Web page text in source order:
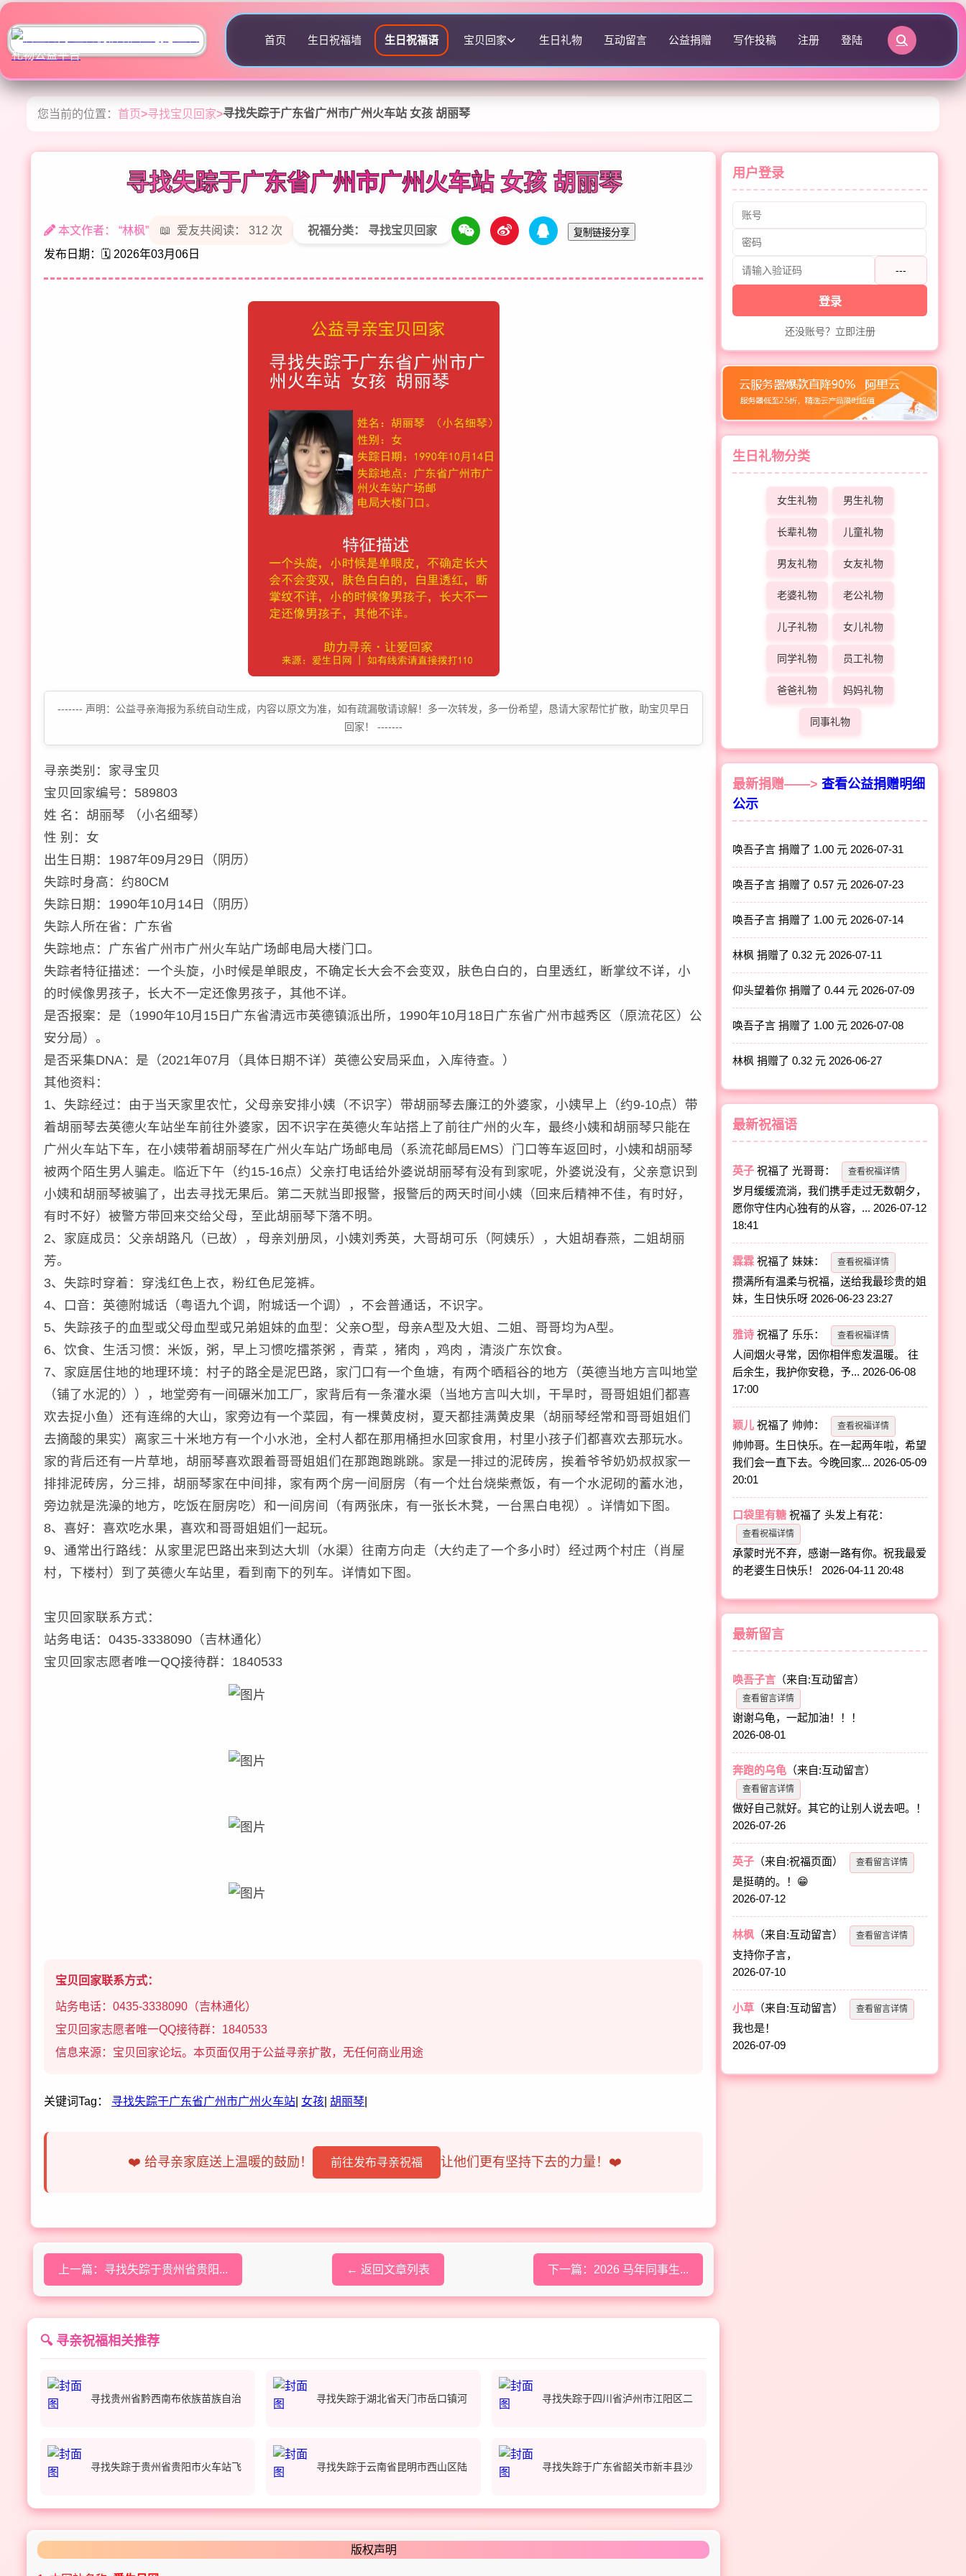
首页 生日祝福墙 生日祝福语 宝贝回家 生日礼物 互动留言 公益捐赠 写作投稿 注册 登陆
您当前的位置： 首页>寻找宝贝回家>寻找失踪于广东省广州市广州火车站 女孩 胡丽琴
寻找失踪于广东省广州市广州火车站 女孩 胡丽琴
本文作者： “林枫” 爱友共阅读： 312 次 祝福分类： 寻找宝贝回家 复制链接分享
发布日期：🗓️ 2026年03月06日
------- 声明：公益寻亲海报为系统自动生成，内容以原文为准，如有疏漏敬请谅解！多一次转发，多一份希望，恳请大家帮忙扩散，助宝贝早日
回家！ -------
寻亲类别：家寻宝贝
宝贝回家编号：589803
姓 名：胡丽琴 （小名细琴）
性 别：女
出生日期：1987年09月29日（阴历）
失踪时身高：约80CM
失踪日期：1990年10月14日（阴历）
失踪人所在省：广东省
失踪地点：广东省广州市广州火车站广场邮电局大楼门口。
失踪者特征描述：一个头旋，小时候是单眼皮，不确定长大会不会变双，肤色白白的，白里透红，断掌纹不详，小
的时候像男孩子，长大不一定还像男孩子，其他不详。
是否报案：是（1990年10月15日广东省清远市英德镇派出所，1990年10月18日广东省广州市越秀区（原流花区）公
安分局）。
是否采集DNA：是（2021年07月（具体日期不详）英德公安局采血，入库待查。）
其他资料：
1、失踪经过：由于当天家里农忙，父母亲安排小姨（不识字）带胡丽琴去廉江的外婆家，小姨早上（约9-10点）带
着胡丽琴去英德火车站坐车前往外婆家，因不识字在英德火车站搭上了前往广州的火车，最终小姨和胡丽琴只能在
广州火车站下车，在小姨带着胡丽琴在广州火车站广场邮电局（系流花邮局EMS）门口等车返回时，小姨和胡丽琴
被两个陌生男人骗走。临近下午（约15-16点）父亲打电话给外婆说胡丽琴有没有到家呢，外婆说没有，父亲意识到
小姨和胡丽琴被骗了，出去寻找无果后。第二天就当即报警，报警后的两天时间小姨（回来后精神不佳，有时好，
有时不好）被警方带回来交给父母，至此胡丽琴下落不明。
2、家庭成员：父亲胡路凡（已故），母亲刘册凤，小姨刘秀英，大哥胡可乐（阿姨乐），大姐胡春燕，二姐胡丽
芳。
3、失踪时穿着：穿浅红色上衣，粉红色尼笼裤。
4、口音：英德附城话（粤语九个调，附城话一个调），不会普通话，不识字。
5、失踪孩子的血型或父母血型或兄弟姐妹的血型：父亲O型，母亲A型及大姐、二姐、哥哥均为A型。
6、饮食、生活习惯：米饭，粥，早上习惯吃擂茶粥 ，青菜 ，猪肉 ，鸡肉 ，清淡广东饮食。
7、家庭居住地的地理环境：村子的路全是泥巴路，家门口有一个鱼塘，有两个晒稻谷的地方（英德当地方言叫地堂
（铺了水泥的）），地堂旁有一间碾米加工厂，家背后有一条灌水渠（当地方言叫大圳，干旱时，哥哥姐姐们都喜
欢去捉小鱼）还有连绵的大山，家旁边有一个菜园，有一棵黄皮树，夏天都挂满黄皮果（胡丽琴经常和哥哥姐姐们
去摘酸的果实）离家三十米地方有一个小水池，全村人都在那用桶担水回家食用，村里小孩子们都喜欢去那玩水。
家的背后还有一片草地，胡丽琴喜欢跟着哥哥姐姐们在那跑跑跳跳。家是一排过的泥砖房，挨着爷爷奶奶叔叔家一
排排泥砖房，分三排，胡丽琴家在中间排，家有两个房一间厨房（有一个灶台烧柴煮饭，有一个水泥砌的蓄水池，
旁边就是洗澡的地方，吃饭在厨房吃）和一间房间（有两张床，有一张长木凳，一台黑白电视）。详情如下图。
8、喜好：喜欢吃水果，喜欢和哥哥姐姐们一起玩。
9、通常出行路线：从家里泥巴路出来到达大圳（水渠）往南方向走（大约走了一个多小时）经过两个村庄（肖屋
村，下楼村）到了英德火车站里，看到南下的列车。详情如下图。
宝贝回家联系方式：
站务电话：0435-3338090（吉林通化）
宝贝回家志愿者唯一QQ接待群：1840533
宝贝回家联系方式：
站务电话：0435-3338090（吉林通化）
宝贝回家志愿者唯一QQ接待群：1840533
信息来源：宝贝回家论坛。本页面仅用于公益寻亲扩散，无任何商业用途
关键词Tag： 寻找失踪于广东省广州市广州火车站 女孩 |胡丽琴
❤️ 给寻亲家庭送上温暖的鼓励！ 前往发布寻亲祝福 让他们更有坚持下去的力量！❤️
上一篇：寻找失踪于贵州省贵阳... ← 返回文章列表 下一篇：2026 马年同事生...
🔍 寻亲祝福相关推荐
寻找贵州省黔西南布依族苗族自治 寻找失踪于湖北省天门市岳口镇河 寻找失踪于四川省泸州市江阳区二
寻找失踪于贵州省贵阳市火车站飞 寻找失踪于云南省昆明市西山区陆 寻找失踪于广东省韶关市新丰县沙
版权声明
用户登录
---
登录
还没账号？立即注册
生日礼物分类
女生礼物 男生礼物
长辈礼物 儿童礼物
男友礼物 女友礼物
老婆礼物 老公礼物
儿子礼物 女儿礼物
同学礼物 员工礼物
爸爸礼物 妈妈礼物
同事礼物
最新捐赠——> 查看公益捐赠明细
公示
唤吾子言 捐赠了 1.00 元 2026-07-31
唤吾子言 捐赠了 0.57 元 2026-07-23
唤吾子言 捐赠了 1.00 元 2026-07-14
林枫 捐赠了 0.32 元 2026-07-11
仰头望着你 捐赠了 0.44 元 2026-07-09
唤吾子言 捐赠了 1.00 元 2026-07-08
林枫 捐赠了 0.32 元 2026-06-27
最新祝福语
英子 祝福了光哥哥： 查看祝福详情
岁月缓缓流淌，我们携手走过无数朝夕，
愿你守住内心独有的从容，... 2026-07-12
18:41
霖霖 祝福了妹妹： 查看祝福详情
攒满所有温柔与祝福，送给我最珍贵的姐
妹，生日快乐呀 2026-06-23 23:27
雅诗 祝福了 乐乐： 查看祝福详情
人间烟火寻常，因你相伴愈发温暖。 往
后余生，我护你安稳，予... 2026-06-08
17:00
颖儿 祝福了 帅帅： 查看祝福详情
帅帅哥。生日快乐。在一起两年啦，希望
我们会一直下去。今晚回家... 2026-05-09
20:01
口袋里有糖 祝福了头发上有花：
查看祝福详情
承蒙时光不弃，感谢一路有你。祝我最爱
的老婆生日快乐！
2026-04-11 20:48
最新留言
唤吾子言 （来自:互动留言）
查看留言详情
谢谢乌龟，一起加油！！！
2026-08-01
奔跑的乌龟 （来自:互动留言）
查看留言详情
做好自己就好。其它的让别人说去吧。！
2026-07-26
英子 （来自:祝福页面） 查看留言详情
是挺萌的。！😁
2026-07-12
林枫 （来自:互动留言） 查看留言详情
支持你子言，
2026-07-10
小草 （来自:互动留言） 查看留言详情
我也是！
2026-07-09